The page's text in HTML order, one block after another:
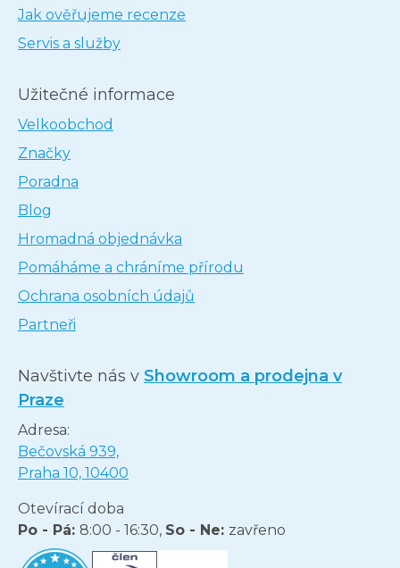
Jak ověřujeme recenze
Servis a služby
Užitečné informace
Velkoobchod
Značky
Poradna
Blog
Hromadná objednávka
Pomáháme a chráníme přírodu
Ochrana osobních údajů
Partneři
Navštivte nás v Showroom a prodejna v
Praze
Adresa:
Bečovská 939,
Praha 10, 10400
Otevírací doba
Po - Pá: 8:00 - 16:30, So - Ne: zavřeno